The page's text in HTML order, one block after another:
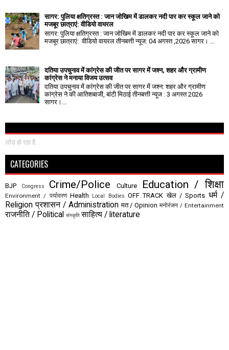
सागर: पुलिया क्षतिग्रस्त : जान जोखिम में डालकर नदी पार कर स्कूल जाने को
मजबूर छात्राएं: वीडियो वायरल
सागर: पुलिया क्षतिग्रस्त : जान जोखिम में डालकर नदी पार कर स्कूल जाने को
मजबूर छात्राएं: वीडियो वायरल तीनबत्ती न्यूज: 04 अगस्त ,2026 सागर। ...
दतिया उपचुनाव में कांग्रेस की जीत पर सागर में जश्न, शहर और ग्रामीण
कांग्रेस ने मनाया विजय उत्सव
दतिया उपचुनाव में कांग्रेस की जीत पर सागर में जश्न: शहर और ग्रामीण
कांग्रेस ने की आतिशबाजी, बांटी मिठाई तीनबत्ती न्यूज : 3 अगस्त 2026
सागर।...
लोड हो रहा है. . .
CATEGORIES
BJP Congress Crime/Police Culture Education / शिक्षा
Environment / पर्यावरण Health Local Bodies OFF TRACK खेल / Sports धर्म /
Religion प्रशासन / Administration मत / Opinion मनोरंजन / Entertainment
राजनीति / Political संस्कृति साहित्य / literature